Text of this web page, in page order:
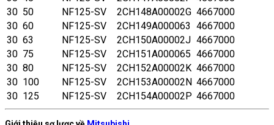
30 50 NF125-SV 2CH148A00002G 4667000
30 60 NF125-SV 2CH149A000063 4667000
30 63 NF125-SV 2CH150A00002J 4667000
30 75 NF125-SV 2CH151A000065 4667000
30 80 NF125-SV 2CH152A00002K 4667000
30 100 NF125-SV 2CH153A00002N 4667000
30 125 NF125-SV 2CH154A00002P 4667000